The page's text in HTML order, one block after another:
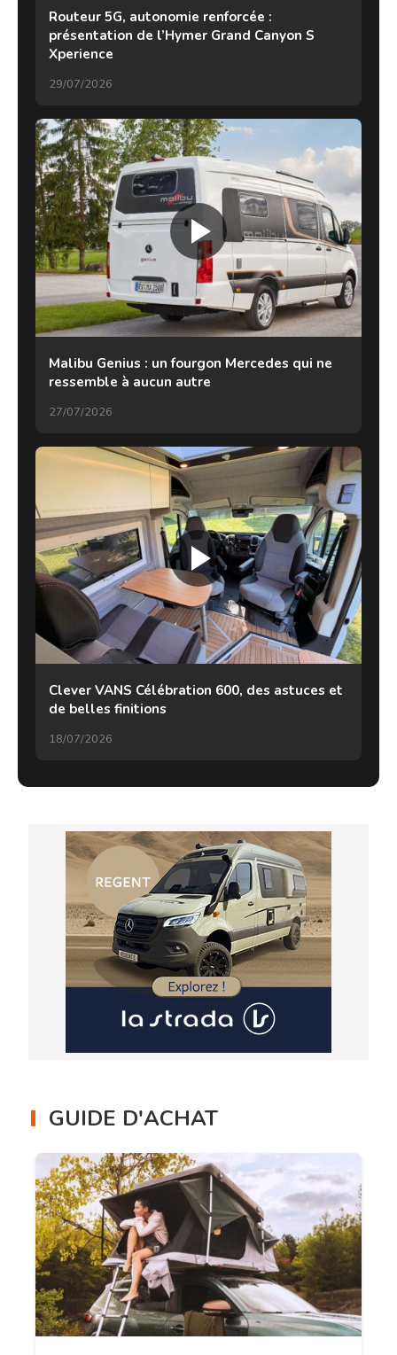
Routeur 5G, autonomie renforcée :
présentation de l’Hymer Grand Canyon S
Xperience
29/07/2026
Malibu Genius : un fourgon Mercedes qui ne
ressemble à aucun autre
27/07/2026
Clever VANS Célébration 600, des astuces et
de belles finitions
18/07/2026
GUIDE D'ACHAT